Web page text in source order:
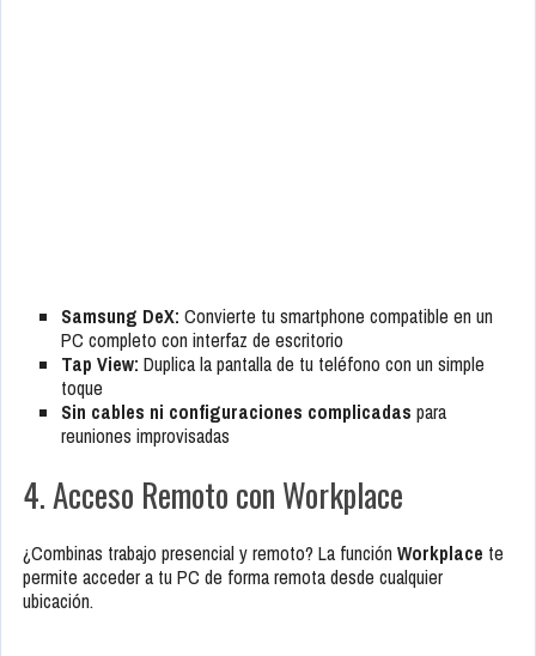
Samsung DeX: Convierte tu smartphone compatible en un
PC completo con interfaz de escritorio
Tap View: Duplica la pantalla de tu teléfono con un simple
toque
Sin cables ni configuraciones complicadas para
reuniones improvisadas
4. Acceso Remoto con Workplace
¿Combinas trabajo presencial y remoto? La función Workplace te
permite acceder a tu PC de forma remota desde cualquier
ubicación.